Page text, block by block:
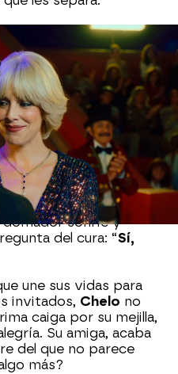
Chelo, Payasito,
nadie ha querido
mientras el
en su cabeza en lo
ni en Blasco, quien
le pasa por la cabeza
mágicas del cura y
domador sonríe y
del cura: “Sí,
une sus vidas para
invitados, Chelo no
caiga por su mejilla,
Su amiga, acaba
del que no parece
más?